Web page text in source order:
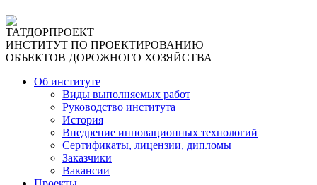
ТАТДОРПРОЕКТ
ИНСТИТУТ ПО ПРОЕКТИРОВАНИЮ
ОБЪЕКТОВ ДОРОЖНОГО ХОЗЯЙСТВА
Об институте
Виды выполняемых работ
Руководство института
История
Внедрение инновационных технологий
Сертификаты, лицензии, дипломы
Заказчики
Вакансии